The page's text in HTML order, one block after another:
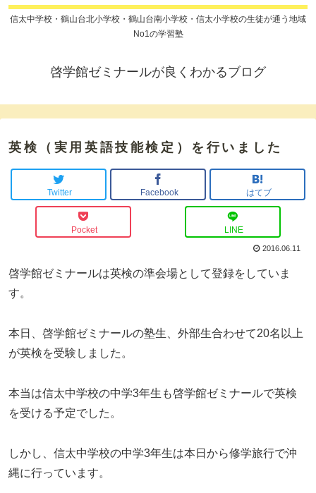
信太中学校・鶴山台北小学校・鶴山台南小学校・信太小学校の生徒が通う地域
No1の学習塾
啓学館ゼミナールが良くわかるブログ
英検（実用英語技能検定）を行いました
Twitter Facebook はてブ
Pocket LINE
2016.06.11
啓学館ゼミナールは英検の準会場として登録をしていま
す。
本日、啓学館ゼミナールの塾生、外部生合わせて20名以上
が英検を受験しました。
本当は信太中学校の中学3年生も啓学館ゼミナールで英検
を受ける予定でした。
しかし、信太中学校の中学3年生は本日から修学旅行で沖
縄に行っています。